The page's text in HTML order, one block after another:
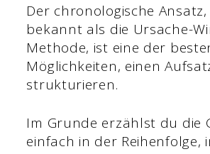
Der chronologische
bekannt als die Ursache-
Methode, ist eine der
Möglichkeiten, einen
strukturieren.
Im Grunde erzählst du die
einfach in der Reihenfolge,